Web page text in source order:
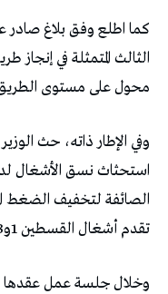
كما اطلع وفق بلاغ صادر
محول على مستوى الطريق الوطنية 11 المؤدية
وفي الإطار ذاته، حث الوزير
استحثاث نسق الأشغال
الصائفة لتخفيف الضغط
تقدم أشغال القسطين 1و3 ناهزت 75 بالمائة
وخلال جلسة عمل عقدها